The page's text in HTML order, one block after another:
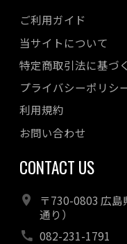
ご利用ガイド
当サイトについて
特定商取引法に基づ
プライバシーポリシ
利用規約
お問い合わせ
CONTACT US
〒730-0803 広
通り）
082-231-1791